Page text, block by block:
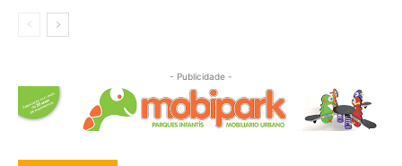
- Publicidade -